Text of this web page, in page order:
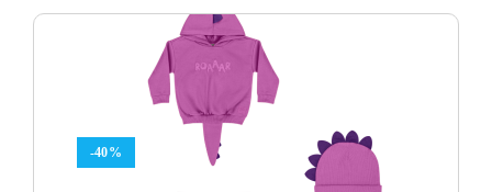
42.00€.
-40%